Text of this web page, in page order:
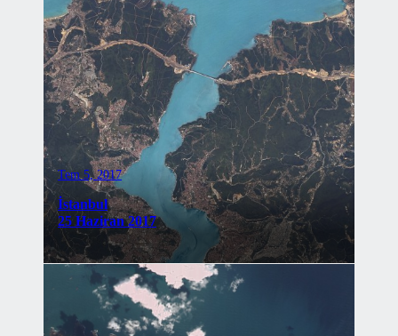
Tem 5, 2017
İstanbul
25 Haziran 2017